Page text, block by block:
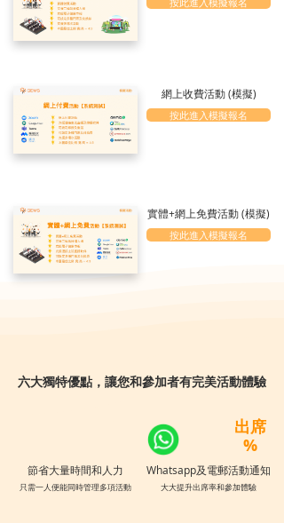
網上收費活動 (模擬)
按此進入模擬報名
實體+網上免費活動 (模擬)
按此進入模擬報名
​六大獨特優點，讓您和參加者有完美活動體驗
節省大量時間和人力
只需一人便能同時管理多項活動
出席
%
Whatsapp及電郵活動通知
大大提升出席率和參加體驗